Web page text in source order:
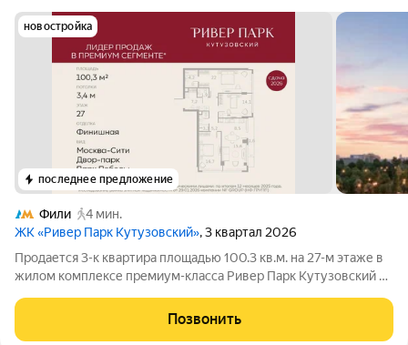
новостройка
последнее предложение
Фили
4 мин.
ЖК «Ривер Парк Кутузовский», 3 квартал 2026
Продается 3-к квартира площадью 100.3 кв.м. на 27-м этаже в
жилом комплексе премиум-класса Ривер Парк Кутузовский в
Кутузовский строится в одном из самых престижных районов
столицы Дорогомилово, на
Позвонить